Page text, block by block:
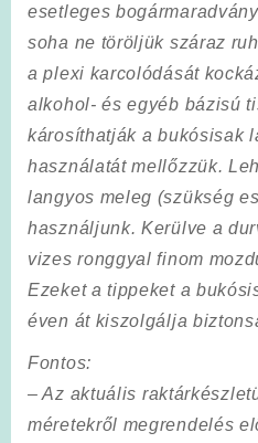
esetleges
soha ne töröljük száraz
a plexi karcolódását
alkohol- és egyéb bázisú
károsíthatják a bukósisak
használatát mellőzzük.
langyos meleg (szükség
használjunk. Kerülve a
vizes ronggyal finom
Ezeket a tippeket a
éven át kiszolgálja
Fontos:
–Az aktuális
méretekről megrendelés